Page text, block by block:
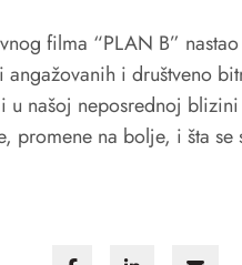
filma “PLAN B”
angažovanih i društveno
u našoj neposrednoj
promene na bolje, i šta